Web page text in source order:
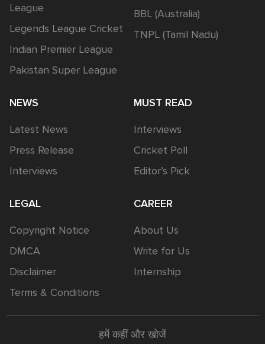
League
Legends League Cricket
Indian Premier League
Pakistan Super League
BBL (Australia)
TNPL (Tamil Nadu)
NEWS
Latest News
Press Release
Interviews
MUST READ
Interviews
Cricket Poll
Editor’s Pick
LEGAL
Copyright Notice
DMCA
Disclaimer
Terms & Conditions
CAREER
About Us
Write for Us
Internship
हमें कहीं और खोजें